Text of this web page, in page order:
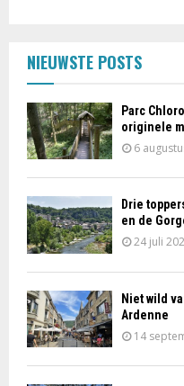
NIEUWSTE POSTS
Parc
originele
6
Drie
en de
24 juli
Niet wild
Ardenne
14